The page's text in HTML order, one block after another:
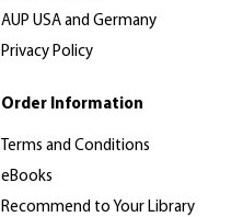
AUP USA and Germany
Privacy Policy
Order Information
Terms and Conditions
eBooks
Recommend to Your Library